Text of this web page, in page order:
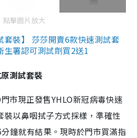
點擊圖片放大
套裝】 莎莎開賣6款快速測試套
署認可測試劑買2送1
測試套裝
市現正發售YHLO新冠病毒快速
裝以鼻咽拭子方式採樣，準確性
鐘就有結果。現時於門市買滿指